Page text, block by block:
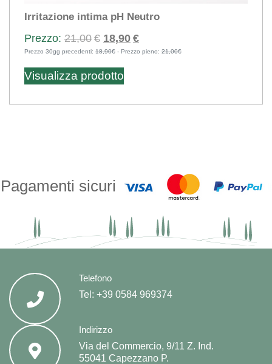
Irritazione intima pH Neutro
21,00 € Il
prezzo
originale
era:
21,00€.
18,90 €Il
prezzo
18,90€.
Prezzo 30gg precedenti: 18,90€ - Prezzo pieno: 21,00€
Visualizza prodotto
Pagamenti sicuri
Telefono
Tel: +39 0584 969374
Indirizzo
Via del Commercio, 9/11 Z. Ind.
55041 Capezzano P.